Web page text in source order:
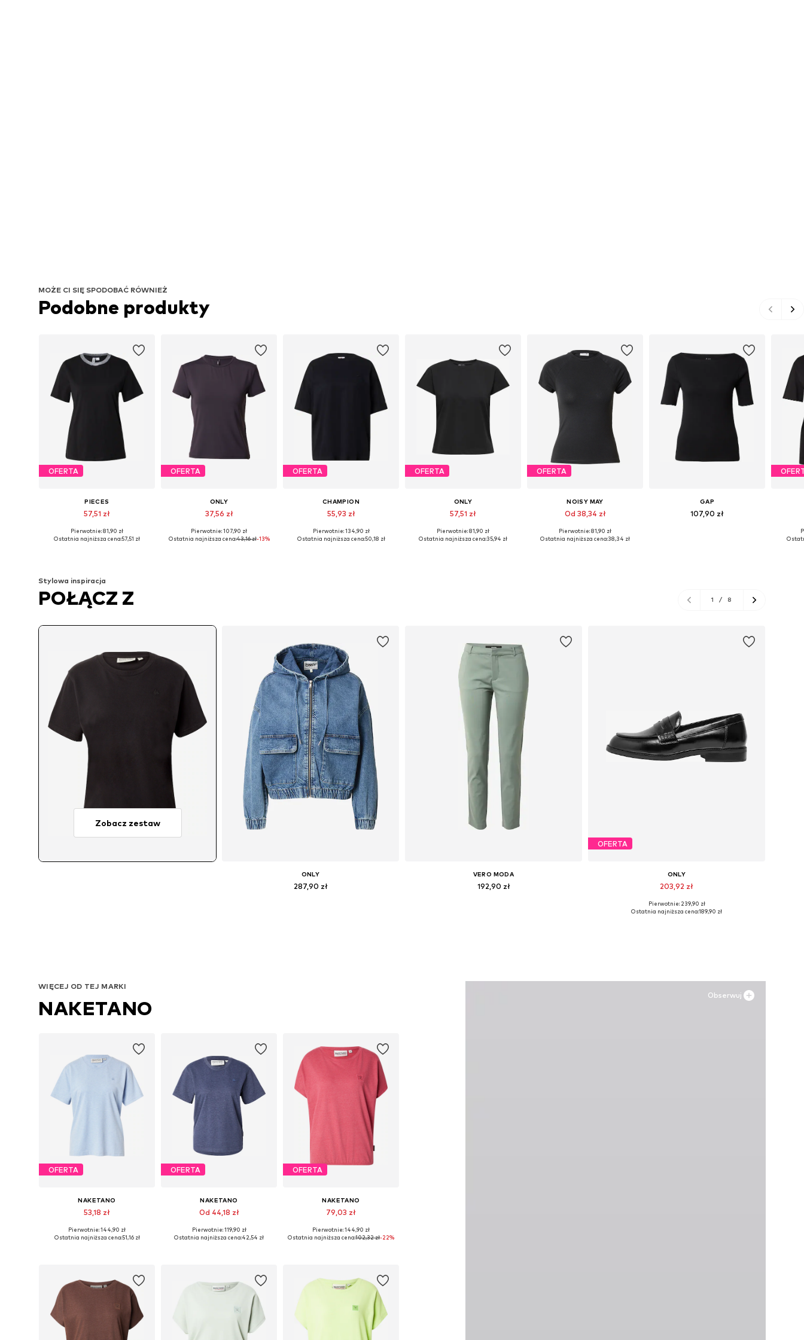
MOŻE CI SIĘ SPODOBAĆ RÓWNIEŻ
Podobne produkty
OFERTA
PIECES
57,51 zł
Pierwotnie: 81,90 zł
Ostatnia najniższa cena:57,51 zł
OFERTA
ONLY
37,56 zł
Dostępne w różnych rozmiarach
Pierwotnie: 107,90 zł
Ostatnia najniższa cena:43,16 zł-13%
OFERTA
CHAMPION
55,93 zł
Dostępne rozmiary: XS, S, M
Pierwotnie: 134,90 zł
Ostatnia najniższa cena:50,18 zł
OFERTA
ONLY
57,51 zł
Dostępne rozmiary: XS, S, M, L, XL
Pierwotnie: 81,90 zł
Ostatnia najniższa cena:35,94 zł
OFERTA
NOISY MAY
Od 38,34 zł
Dostępne rozmiary: XS, S, M, XL
Pierwotnie: 81,90 zł
Ostatnia najniższa cena:38,34 zł
GAP
107,90 zł
Stylowa inspiracja
POŁĄCZ Z 1 / 8
Zobacz zestaw
ONLY
287,90 zł
VERO MODA
192,90 zł
OFERTA
ONLY
203,92 zł
Dostępne rozmiary: 36, 37, 38, 39, 40, 41
Pierwotnie: 239,90 zł
Ostatnia najniższa cena:189,90 zł
Obserwuj
WIĘCEJ OD TEJ MARKI
NAKETANO
OFERTA
NAKETANO
53,18 zł
Pierwotnie: 144,90 zł
Ostatnia najniższa cena:51,16 zł
OFERTA
NAKETANO
Od 44,18 zł
Dostępne rozmiary: L, XL, XXL
Pierwotnie: 119,90 zł
Ostatnia najniższa cena:42,54 zł
OFERTA
NAKETANO
79,03 zł
Dostępne rozmiary: S
Pierwotnie: 144,90 zł
Ostatnia najniższa cena:102,32 zł-22%